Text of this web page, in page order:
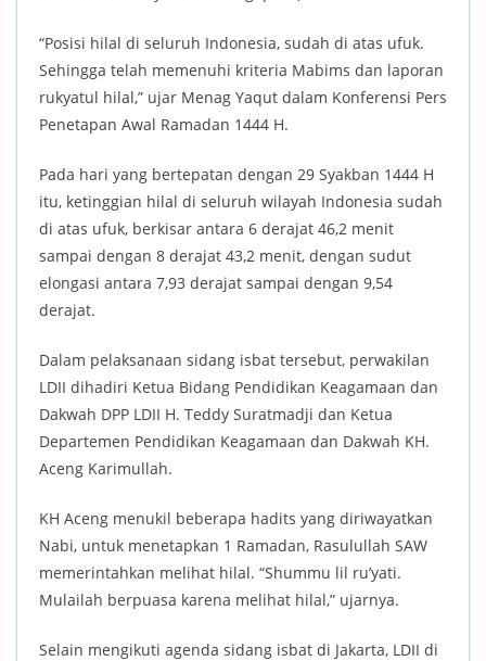
“Posisi hilal di seluruh Indonesia, sudah di atas ufuk.
Sehingga telah memenuhi kriteria Mabims dan laporan
rukyatul hilal,” ujar Menag Yaqut dalam Konferensi Pers
Penetapan Awal Ramadan 1444 H.
Pada hari yang bertepatan dengan 29 Syakban 1444 H
itu, ketinggian hilal di seluruh wilayah Indonesia sudah
di atas ufuk, berkisar antara 6 derajat 46,2 menit
sampai dengan 8 derajat 43,2 menit, dengan sudut
elongasi antara 7,93 derajat sampai dengan 9,54
derajat.
Dalam pelaksanaan sidang isbat tersebut, perwakilan
LDII dihadiri Ketua Bidang Pendidikan Keagamaan dan
Dakwah DPP LDII H. Teddy Suratmadji dan Ketua
Departemen Pendidikan Keagamaan dan Dakwah KH.
Aceng Karimullah.
KH Aceng menukil beberapa hadits yang diriwayatkan
Nabi, untuk menetapkan 1 Ramadan, Rasulullah SAW
memerintahkan melihat hilal. “Shummu lil ru’yati.
Mulailah berpuasa karena melihat hilal,” ujarnya.
Selain mengikuti agenda sidang isbat di Jakarta, LDII di